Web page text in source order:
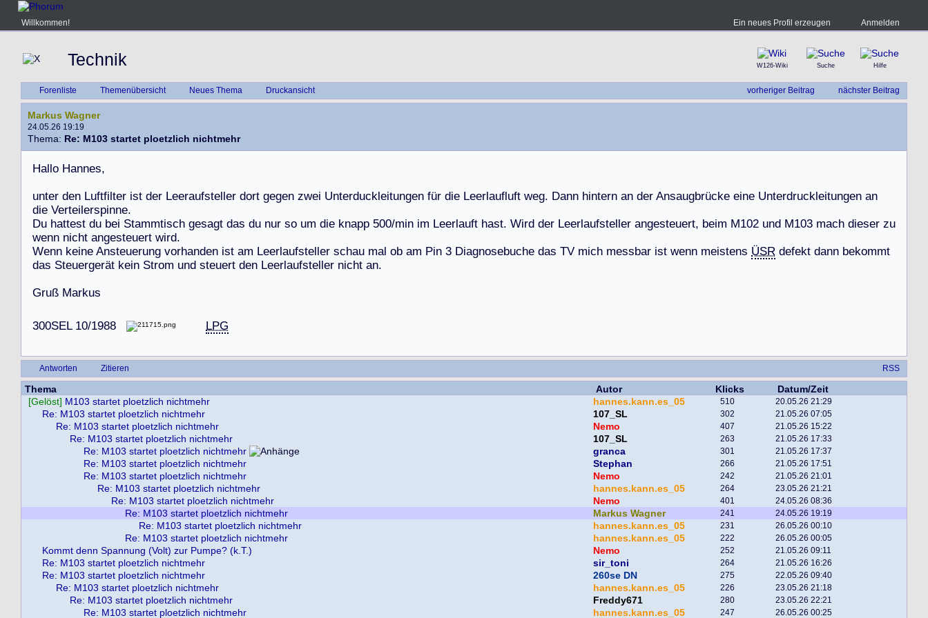
Willkommen! Ein neues Profil erzeugen Anmelden
Technik W126-Wiki Suche Hilfe
vorheriger Beitrag nächster Beitrag
Forenliste Themenübersicht Neues Thema Druckansicht
Markus Wagner
24.05.26 19:19
Thema: Re: M103 startet ploetzlich nichtmehr
Hallo Hannes,
unter den Luftfilter ist der Leeraufsteller dort gegen zwei Unterduckleitungen für die Leerlaufluft weg. Dann hintern an der Ansaugbrücke eine Unterdruckleitungen an
die Verteilerspinne.
Du hattest du bei Stammtisch gesagt das du nur so um die knapp 500/min im Leerlauft hast. Wird der Leerlaufsteller angesteuert, beim M102 und M103 mach dieser zu
wenn nicht angesteuert wird.
Wenn keine Ansteuerung vorhanden ist am Leerlaufsteller schau mal ob am Pin 3 Diagnosebuche das TV mich messbar ist wenn meistens ÜSR defekt dann bekommt
das Steuergerät kein Strom und steuert den Leerlaufsteller nicht an.
Gruß Markus
300SEL 10/1988 LPG
Antworten Zitieren RSS
Thema Autor Klicks
Datum/Zeit
[Gelöst] M103 startet ploetzlich nichtmehr hannes.kann.es_05 510 20.05.26 21:29
Re: M103 startet ploetzlich nichtmehr 107_SL 302 21.05.26 07:05
Re: M103 startet ploetzlich nichtmehr Nemo 407 21.05.26 15:22
Re: M103 startet ploetzlich nichtmehr 107_SL 263 21.05.26 17:33
Re: M103 startet ploetzlich nichtmehr granca 301 21.05.26 17:37
Re: M103 startet ploetzlich nichtmehr Stephan 266 21.05.26 17:51
Re: M103 startet ploetzlich nichtmehr Nemo 242 21.05.26 21:01
Re: M103 startet ploetzlich nichtmehr hannes.kann.es_05 264 23.05.26 21:21
Re: M103 startet ploetzlich nichtmehr Nemo 401 24.05.26 08:36
Re: M103 startet ploetzlich nichtmehr Markus Wagner 241 24.05.26 19:19
Re: M103 startet ploetzlich nichtmehr hannes.kann.es_05 231 26.05.26 00:10
Re: M103 startet ploetzlich nichtmehr hannes.kann.es_05 222 26.05.26 00:05
Kommt denn Spannung (Volt) zur Pumpe? (k.T.) Nemo 252 21.05.26 09:11
Re: M103 startet ploetzlich nichtmehr sir_toni 264 21.05.26 16:26
Re: M103 startet ploetzlich nichtmehr 260se DN 275 22.05.26 09:40
Re: M103 startet ploetzlich nichtmehr hannes.kann.es_05 226 23.05.26 21:18
Re: M103 startet ploetzlich nichtmehr Freddy671 280 23.05.26 22:21
Re: M103 startet ploetzlich nichtmehr hannes.kann.es_05 247 26.05.26 00:25